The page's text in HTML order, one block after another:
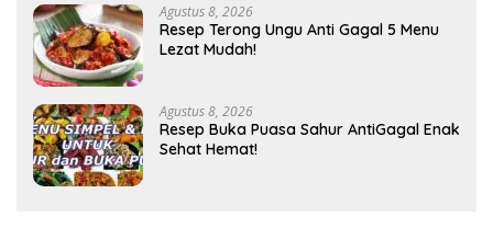
Agustus 8, 2026
Resep Terong Ungu Anti Gagal 5 Menu
Lezat Mudah!
Agustus 8, 2026
Resep Buka Puasa Sahur AntiGagal Enak
Sehat Hemat!